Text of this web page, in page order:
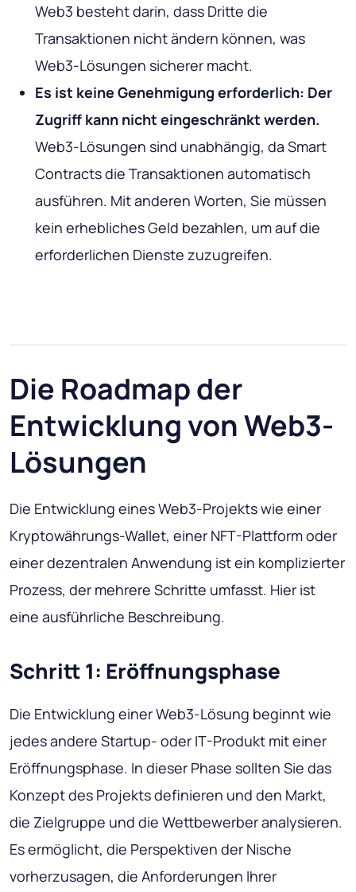
Web3 besteht darin, dass Dritte die
Transaktionen nicht ändern können, was
Web3-Lösungen sicherer macht.
Es ist keine Genehmigung erforderlich: Der
Zugriff kann nicht eingeschränkt werden.
Web3-Lösungen sind unabhängig, da Smart
Contracts die Transaktionen automatisch
ausführen. Mit anderen Worten, Sie müssen
kein erhebliches Geld bezahlen, um auf die
erforderlichen Dienste zuzugreifen.
Die Roadmap der
Entwicklung von Web3-
Lösungen
Die Entwicklung eines Web3-Projekts wie einer
Kryptowährungs-Wallet, einer NFT-Plattform oder
einer dezentralen Anwendung ist ein komplizierter
Prozess, der mehrere Schritte umfasst. Hier ist
eine ausführliche Beschreibung.
Schritt 1: Eröffnungsphase
Die Entwicklung einer Web3-Lösung beginnt wie
jedes andere Startup- oder IT-Produkt mit einer
Eröffnungsphase. In dieser Phase sollten Sie das
Konzept des Projekts definieren und den Markt,
die Zielgruppe und die Wettbewerber analysieren.
Es ermöglicht, die Perspektiven der Nische
vorherzusagen, die Anforderungen Ihrer